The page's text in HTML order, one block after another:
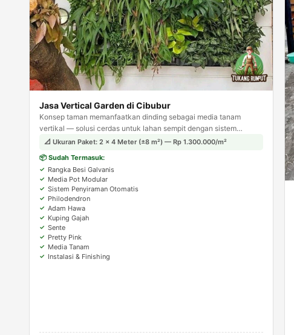
Jasa Vertical Garden di Cibubur
Konsep taman memanfaatkan dinding sebagai media tanam
vertikal — solusi cerdas untuk lahan sempit dengan sistem
penyiraman otomatis agar tanaman tetap terjaga.
📐 Ukuran Paket: 2 × 4 Meter (±8 m²) — Rp 1.300.000/m²
📦 Sudah Termasuk:
Rangka Besi Galvanis
Media Pot Modular
Sistem Penyiraman Otomatis
Philodendron
Adam Hawa
Kuping Gajah
Sente
Pretty Pink
Media Tanam
Instalasi & Finishing